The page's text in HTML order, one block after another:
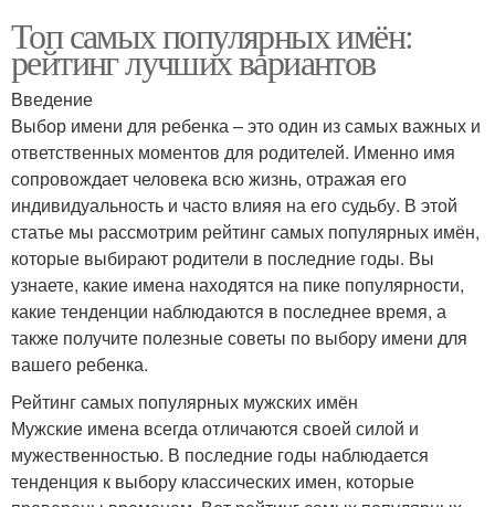
Топ самых популярных имён:
рейтинг лучших вариантов
Введение
Выбор имени для ребенка – это один из самых важных и
ответственных моментов для родителей. Именно имя
сопровождает человека всю жизнь, отражая его
индивидуальность и часто влияя на его судьбу. В этой
статье мы рассмотрим рейтинг самых популярных имён,
которые выбирают родители в последние годы. Вы
узнаете, какие имена находятся на пике популярности,
какие тенденции наблюдаются в последнее время, а
также получите полезные советы по выбору имени для
вашего ребенка.
Рейтинг самых популярных мужских имён
Мужские имена всегда отличаются своей силой и
мужественностью. В последние годы наблюдается
тенденция к выбору классических имен, которые